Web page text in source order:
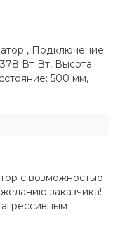
, Подключение:
Вт Вт, Высота:
500 мм,
с возможностью
заказчика!